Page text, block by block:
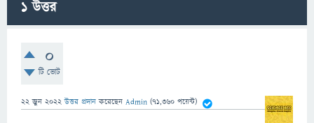
1উত্তর
0
টি ভোট
22 জুন 2022 উত্তর প্রদান করেছেন Admin (71,360 পয়েন্ট)